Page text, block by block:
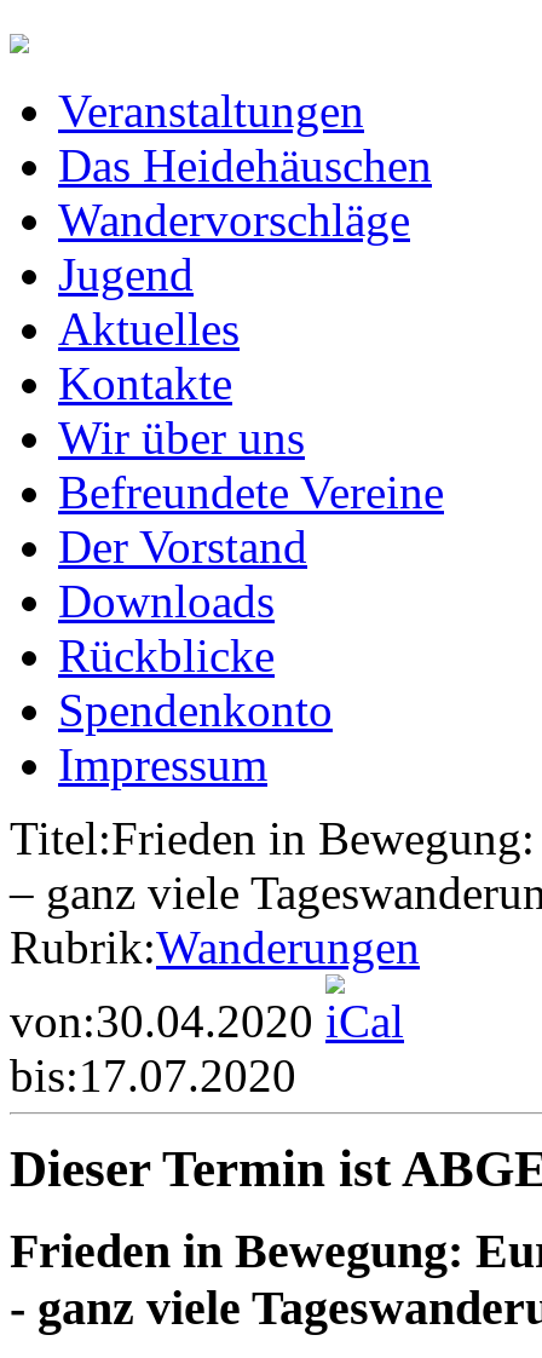
Veranstaltungen
Das Heidehäuschen
Wandervorschläge
Jugend
Aktuelles
Kontakte
Wir über uns
Befreundete Vereine
Der Vorstand
Downloads
Rückblicke
Spendenkonto
Impressum
Titel:Frieden in
– ganz viele
Rubrik:Wanderungen
von:30.04.2020
bis:17.07.2020
Dieser Termin ist
Frieden in Bewegung:
- ganz viele